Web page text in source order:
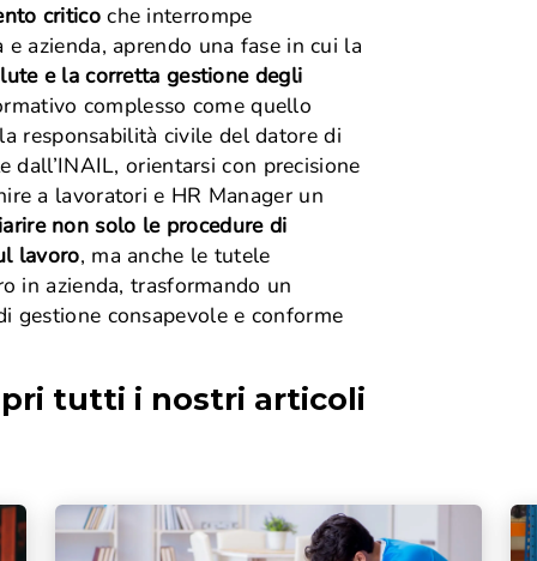
Diritti e doveri dei lavoratori
Maternità e paternità
Malattia
Disabilità
Infortunio sul lavoro
Mobbing sul lavoro
Enti bilaterali
Contributi
criticoche interrompe
azienda, aprendo una fase in cui la
e la corretta gestione degli
complesso come quello
responsabilità civile del datore di
dall’INAIL, orientarsi con precisione
a lavoratori e HR Manager un
non solo le procedure di
lavoro, ma anche le tutele
in azienda, trasformando un
gestione consapevole e conforme
tutti i nostri articoli